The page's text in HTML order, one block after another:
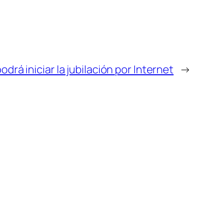
iniciar la jubilación por Internet →